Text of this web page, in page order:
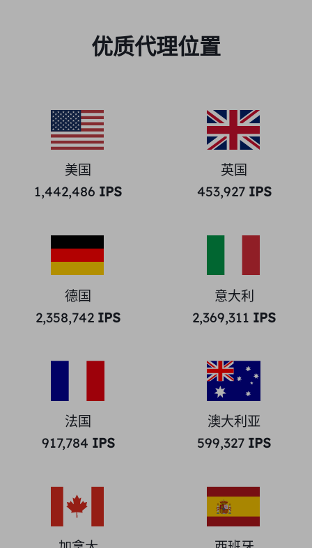
优质代理位置
美国
1,442,486 IPS
英国
453,927IPS
德国
2,358,742 IPS
意大利
2,369,311 IPS
法国
917,784 IPS
澳大利亚
599,327 IPS